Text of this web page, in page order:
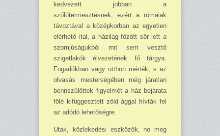
kedvezett jobban a
szőlőtermesztésnek, ezért a rómaiak
tá­voztával a középkorban az egyetlen
elérhető ital, a házilag főzött sör lett a
szomjúságukból mit sem vesztő
szigetlakók élvezetének fő tárgya.
Fogadókban vagy otthon mérték, s az
ol­vasás mesterségében még járatlan
bennszülöttek figyelmét a ház bejárata
fölé kifüggesztett zöld ággal hívták fel
az adódó lehetőségre.
Utak, közlekedési eszközök, no meg